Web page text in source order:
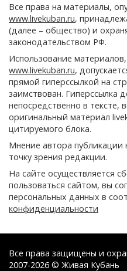
Все права на материалы,
www.livekuban.ru,
(далее – общество) и
законодательством РФ.
Использование
www.livekuban.ru,
прямой гиперссылкой на
заимствован. Гиперссылка
непосредственно в тексте,
оригинальный материал
цитируемого блока.
Мнение автора публикации
точку зрения редакции.
На сайте осуществляется
пользоваться сайтом, вы
персональных данных в
конфиденциальности
Все права защищены и
2007-2026 © Живая Кубань